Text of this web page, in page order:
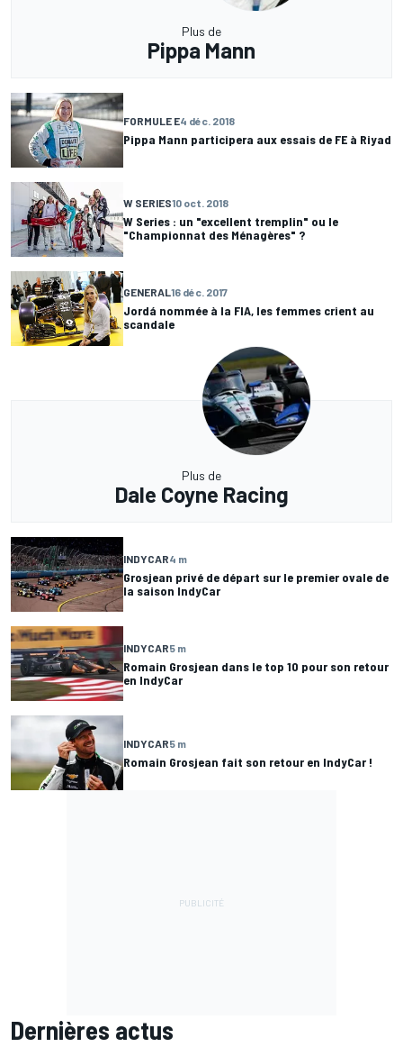
Plus de
Pippa Mann
FORMULE E4 déc. 2018
Pippa Mann participera aux essais de FE à Riyad
W SERIES10 oct. 2018
W Series : un "excellent tremplin" ou le
"Championnat des Ménagères" ?
GENERAL16 déc. 2017
Jordá nommée à la FIA, les femmes crient au
scandale
Plus de
Dale Coyne Racing
INDYCAR4 m
Grosjean privé de départ sur le premier ovale de
la saison IndyCar
INDYCAR5 m
Romain Grosjean dans le top 10 pour son retour
en IndyCar
INDYCAR5 m
Romain Grosjean fait son retour en IndyCar !
Dernières actus